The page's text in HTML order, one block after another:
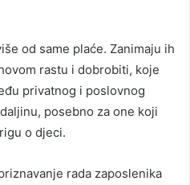
od same plaće. Zanimaju ih
rastu i dobrobiti, koje
privatnog i poslovnog
posebno za one koji
o djeci.
rada zaposlenika